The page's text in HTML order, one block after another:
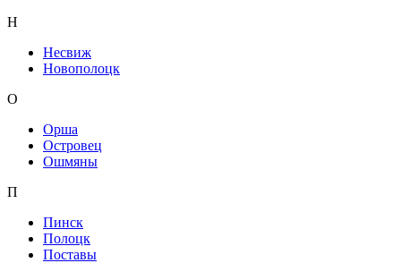
Н
Несвиж
Новополоцк
О
Орша
Островец
Ошмяны
П
Пинск
Полоцк
Поставы